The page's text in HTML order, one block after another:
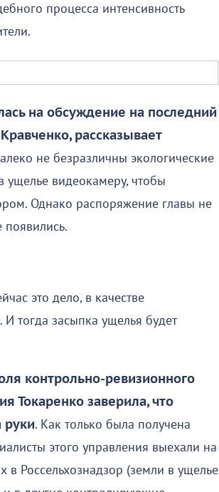
процесса интенсивность
на обсуждение на последний
рассказывает
не безразличны экологические
ущелье видеокамеру, чтобы
Однако распоряжение главы не
это дело, в качестве
тогда засыпка ущелья будет
контрольно-ревизионного
Токаренко заверила, что
руки. Как только была получена
этого управления выехали на
в Россельхознадзор (земли в ущелье